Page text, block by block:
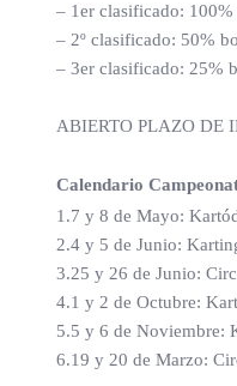
– 1er clasificado:
– 2º clasificado: 50%
– 3er clasificado: 25%
ABIERTO PLAZO DE
Calendario
1.7 y 8 de Mayo:
2.4 y 5 de Junio:
3.25 y 26 de Junio:
4.1 y 2 de Octubre:
5.5 y 6 de Noviembre:
6.19 y 20 de Marzo: